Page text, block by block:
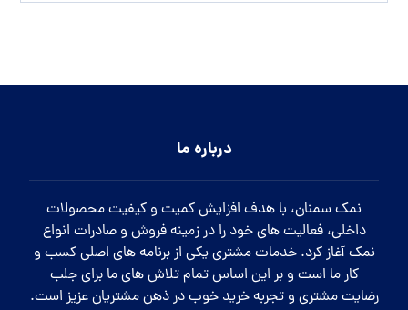
درباره ما
نمک سمنان، با هدف افزایش کمیت و کیفیت محصولات
داخلی، فعالیت های خود را در زمینه فروش و صادرات انواع
نمک آغاز کرد. خدمات مشتری یکی از برنامه های اصلی کسب و
کار ما است و بر این اساس تمام تلاش های ما برای جلب
رضایت مشتری و تجربه خرید خوب در ذهن مشتریان عزیز است.